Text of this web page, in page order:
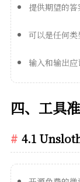
提供期望的答
可以是任何
输入和输出
四、工具
4.1